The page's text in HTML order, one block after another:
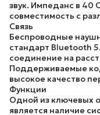
звук. Импеданс в 40
совместимость с
Связь
Беспроводные
стандарт Bluetooth
соединение на
Поддерживаемые
высокое качество
Функции
Одной из ключевых
является наличие